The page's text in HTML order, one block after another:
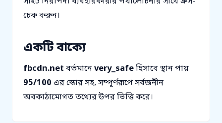
চেক করুন।
একটি বাক্যে
fbcdn.net বর্তমানেvery_safeহিসাবে স্থান পায়
95/100 এর স্কোর সহ, সম্পূর্ণরূপে সর্বজনীন
অবকাঠামোগত তথ্যের উপর ভিত্তি করে।